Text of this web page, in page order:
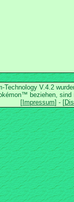
Technology V.4.2
beziehen, sind